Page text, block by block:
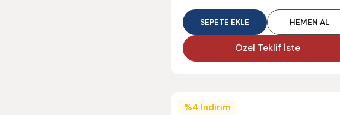
SEPETE EKLE HEMEN AL
Özel Teklif İste
%4 İndirim